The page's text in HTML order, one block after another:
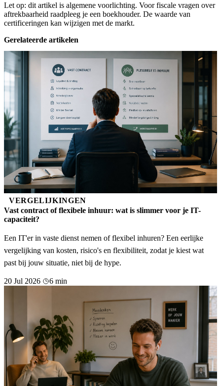
Let op: dit artikel is algemene voorlichting. Voor fiscale vragen over
aftrekbaarheid raadpleeg je een boekhouder. De waarde van
certificeringen kan wijzigen met de markt.
Gerelateerde artikelen
VERGELIJKINGEN
Vast contract of flexibele inhuur: wat is slimmer voor je IT-
capaciteit?
Een IT'er in vaste dienst nemen of flexibel inhuren? Een eerlijke
vergelijking van kosten, risico's en flexibiliteit, zodat je kiest wat
past bij jouw situatie, niet bij de hype.
20 Jul 2026 6 min